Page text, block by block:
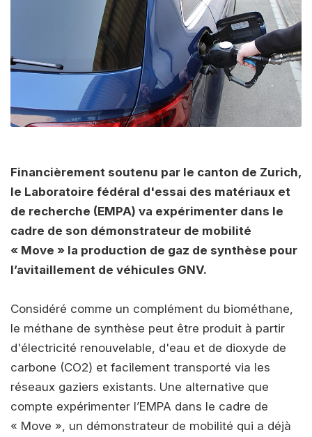
Financièrement soutenu par le canton de Zurich,
le Laboratoire fédéral d'essai des matériaux et
de recherche (EMPA) va expérimenter dans le
cadre de son démonstrateur de mobilité
« Move » la production de gaz de synthèse pour
l’avitaillement de véhicules GNV.
Considéré comme un complément du biométhane,
le méthane de synthèse peut être produit à partir
d'électricité renouvelable, d'eau et de dioxyde de
carbone (CO2) et facilement transporté via les
réseaux gaziers existants. Une alternative que
compte expérimenter l’EMPA dans le cadre de
« Move », un démonstrateur de mobilité qui a déjà